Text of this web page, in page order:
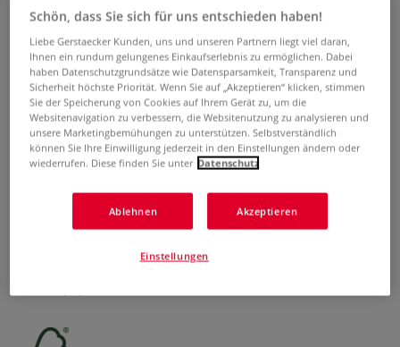
FABRIANO® Zeichenpapier, weiß
0 Bewertungen
Das FABRIANO® Zeichenpapier, weiß, feinkörnig ist ideal
zum Zeichnen und Skizzieren. Das Pochette enthält 12 Blatt
weißes Zeichenpapier, 180 g/qm bzw. 224 g/qm. Das
Schön, dass Sie sich für uns entschieden haben!
Liebe Gerstaecker Kunden, uns und unseren Partnern liegt viel daran,
Ihnen ein rundum gelungenes Einkaufserlebnis zu ermöglichen. Dabei
haben Datenschutzgrundsätze wie Datensparsamkeit, Transparenz und
Sicherheit höchste Priorität. Wenn Sie auf „Akzeptieren“ klicken, stimmen
Sie der Speicherung von Cookies auf Ihrem Gerät zu, um die
Websitenavigation zu verbessern, die Websitenutzung zu analysieren und
unsere Marketingbemühungen zu unterstützen. Selbstverständlich
können Sie Ihre Einwilligung jederzeit in den Einstellungen ändern oder
wiederrufen. Diese finden Sie unter Datenschutz
Ablehnen Akzeptieren
Einstellungen